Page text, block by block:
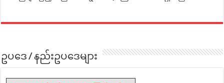
ဥပဒေ / နည်းဥပဒေများ